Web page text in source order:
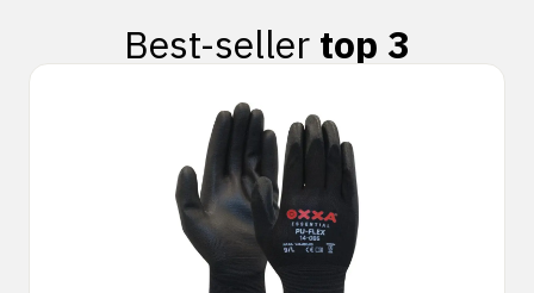
Best-seller top 3